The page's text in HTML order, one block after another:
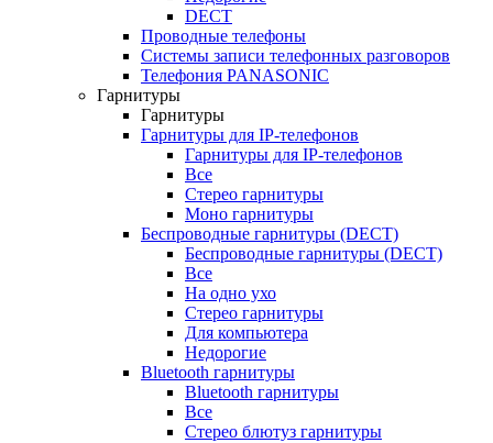
DECT
Проводные телефоны
Системы записи телефонных разговоров
Телефония PANASONIC
Гарнитуры
Гарнитуры
Гарнитуры для IP-телефонов
Гарнитуры для IP-телефонов
Все
Стерео гарнитуры
Моно гарнитуры
Беспроводные гарнитуры (DECT)
Беспроводные гарнитуры (DECT)
Все
На одно ухо
Стерео гарнитуры
Для компьютера
Недорогие
Bluetooth гарнитуры
Bluetooth гарнитуры
Все
Стерео блютуз гарнитуры